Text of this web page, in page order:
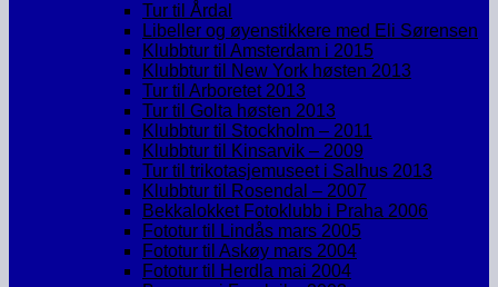
Tur til Årdal
Libeller og øyenstikkere med Eli Sørensen
Klubbtur til Amsterdam i 2015
Klubbtur til New York høsten 2013
Tur til Arboretet 2013
Tur til Golta høsten 2013
Klubbtur til Stockholm – 2011
Klubbtur til Kinsarvik – 2009
Tur til trikotasjemuseet i Salhus 2013
Klubbtur til Rosendal – 2007
Bekkalokket Fotoklubb i Praha 2006
Fototur til Lindås mars 2005
Fototur til Askøy mars 2004
Fototur til Herdla mai 2004